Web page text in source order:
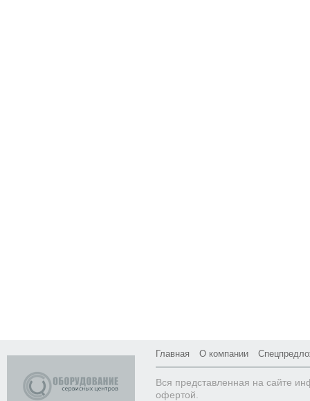
Главная О компании
Вся представленная на сайте
офертой.